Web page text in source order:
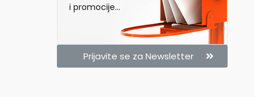
i promocije...
Prijavite se za Newsletter